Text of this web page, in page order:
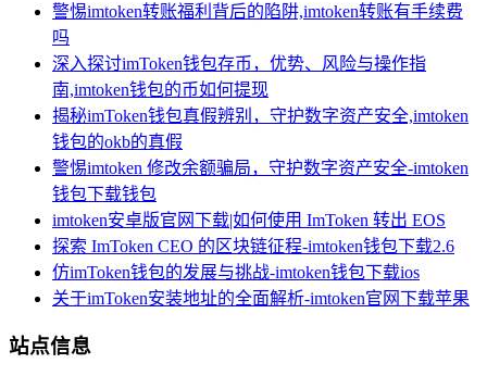
警惕imtoken转账福利背后的陷阱,imtoken转账有手续费
吗
深入探讨imToken钱包存币，优势、风险与操作指
南,imtoken钱包的币如何提现
揭秘imToken钱包真假辨别，守护数字资产安全,imtoken
钱包的okb的真假
警惕imtoken 修改余额骗局，守护数字资产安全-imtoken
钱包下载钱包
imtoken安卓版官网下载|如何使用 ImToken 转出 EOS
探索 ImToken CEO 的区块链征程-imtoken钱包下载2.6
仿imToken钱包的发展与挑战-imtoken钱包下载ios
关于imToken安装地址的全面解析-imtoken官网下载苹果
站点信息